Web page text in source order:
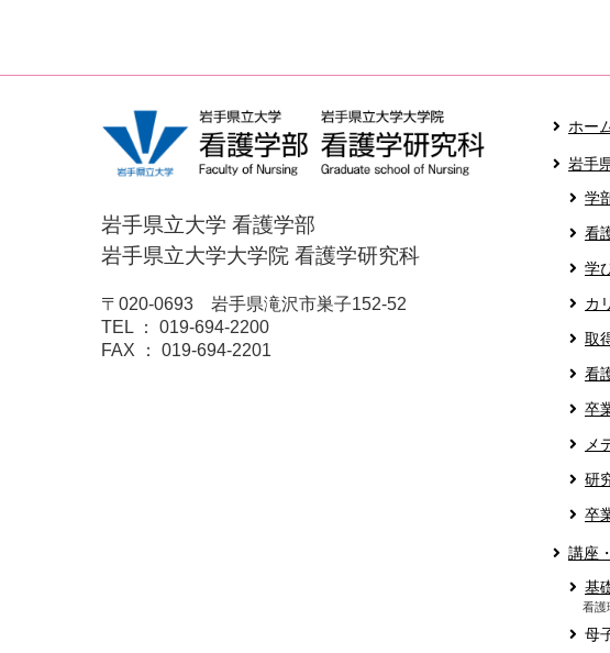
岩手県立大学 看護学部
岩手県立大学大学院 看護学研究科
〒020-0693 岩手県滝沢市巣子152-52
TEL ： 019-694-2200
FAX ： 019-694-2201
ホー
岩手
学
看
学
カ
取
看
卒
メ
研
卒
講座
基
看護
母